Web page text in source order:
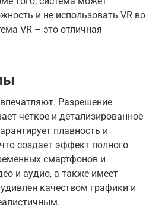
и не использовать VR во
VR – это отличная
Разрешение
четкое и детализированное
плавность и
создает эффект полного
смартфонов и
и аудио, а также имеет
качеством графики и